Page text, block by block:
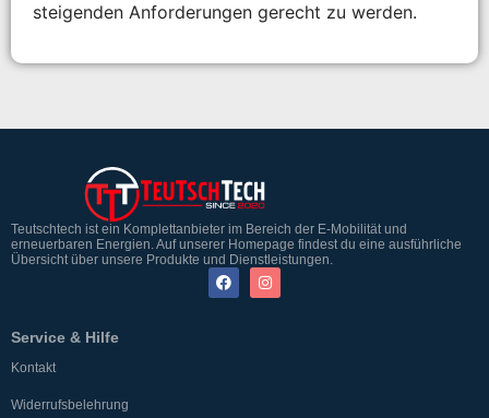
steigenden Anforderungen gerecht zu werden.
Teutschtech ist ein Komplettanbieter im Bereich der E-Mobilität und
erneuerbaren Energien. Auf unserer Homepage findest du eine ausführliche
Übersicht über unsere Produkte und Dienstleistungen.
Service & Hilfe
Kontakt
Widerrufsbelehrung